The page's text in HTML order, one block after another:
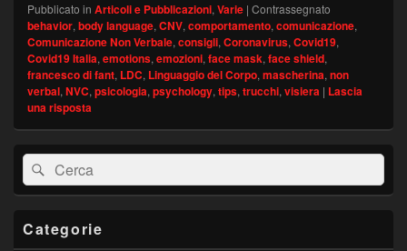
Pubblicato in Articoli e Pubblicazioni,Varie | Contrassegnato
behavior,body language,CNV,comportamento,comunicazione,
Comunicazione Non Verbale,consigli,Coronavirus,Covid19,
Covid19 Italia,emotions,emozioni,face mask,face shield,
francesco di fant, LDC, Linguaggio del Corpo,mascherina,non
verbal,NVC,psicologia,psychology,tips,trucchi,visiera | Lascia
una risposta
Area
widget
barra
Cerca:Cerca
Categorie